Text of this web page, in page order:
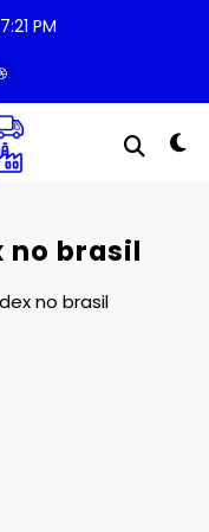
PM
no brasil
no brasil